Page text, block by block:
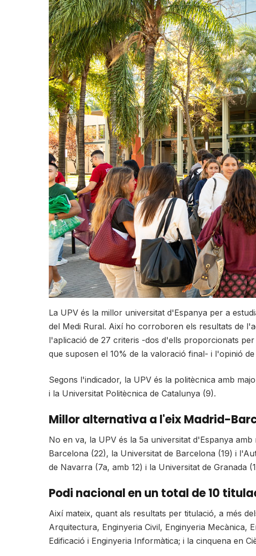
La UPV és la millor universitat d'Espanya per a
del Medi Rural. Així ho corroboren els resultats de
l'aplicació de 27 criteris -dos d'ells proporcionats
que suposen el 10% de la valoració final- i l'opinió
Segons l'indicador, la UPV és la politècnica amb
i la Universitat Politècnica de Catalunya (9).
Millor alternativa a l'eix Madrid-
No en va, la UPV és la 5a universitat d'Espanya
Barcelona (22), la Universitat de Barcelona (19) i
de Navarra (7a, amb 12) i la Universitat de Granada
Podi nacional en un total de 10
Així mateix, quant als resultats per titulació, a més
Arquitectura, Enginyeria Civil, Enginyeria Mecànica,
Edificació i Enginyeria Informàtica; i la cinquena en